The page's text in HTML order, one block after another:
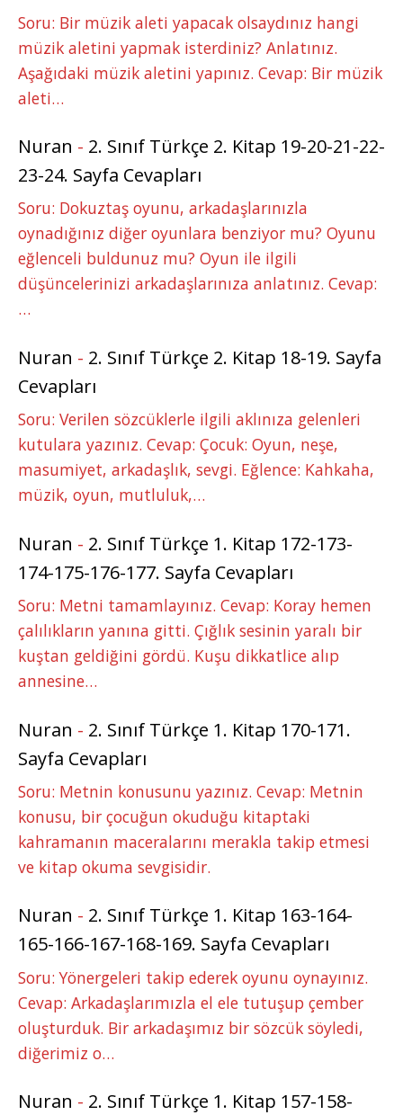
Soru: Bir müzik aleti yapacak olsaydınız hangi
müzik aletini yapmak isterdiniz? Anlatınız.
Aşağıdaki müzik aletini yapınız. Cevap: Bir müzik
aleti…
Nuran - 2. Sınıf Türkçe 2. Kitap 19-20-21-22-
23-24. Sayfa Cevapları
Soru: Dokuztaş oyunu, arkadaşlarınızla
oynadığınız diğer oyunlara benziyor mu? Oyunu
eğlenceli buldunuz mu? Oyun ile ilgili
düşüncelerinizi arkadaşlarınıza anlatınız. Cevap:
…
Nuran - 2. Sınıf Türkçe 2. Kitap 18-19. Sayfa
Cevapları
Soru: Verilen sözcüklerle ilgili aklınıza gelenleri
kutulara yazınız. Cevap: Çocuk: Oyun, neşe,
masumiyet, arkadaşlık, sevgi. Eğlence: Kahkaha,
müzik, oyun, mutluluk,…
Nuran - 2. Sınıf Türkçe 1. Kitap 172-173-
174-175-176-177. Sayfa Cevapları
Soru: Metni tamamlayınız. Cevap: Koray hemen
çalılıkların yanına gitti. Çığlık sesinin yaralı bir
kuştan geldiğini gördü. Kuşu dikkatlice alıp
annesine…
Nuran - 2. Sınıf Türkçe 1. Kitap 170-171.
Sayfa Cevapları
Soru: Metnin konusunu yazınız. Cevap: Metnin
konusu, bir çocuğun okuduğu kitaptaki
kahramanın maceralarını merakla takip etmesi
ve kitap okuma sevgisidir.
Nuran - 2. Sınıf Türkçe 1. Kitap 163-164-
165-166-167-168-169. Sayfa Cevapları
Soru: Yönergeleri takip ederek oyunu oynayınız.
Cevap: Arkadaşlarımızla el ele tutuşup çember
oluşturduk. Bir arkadaşımız bir sözcük söyledi,
diğerimiz o…
Nuran - 2. Sınıf Türkçe 1. Kitap 157-158-